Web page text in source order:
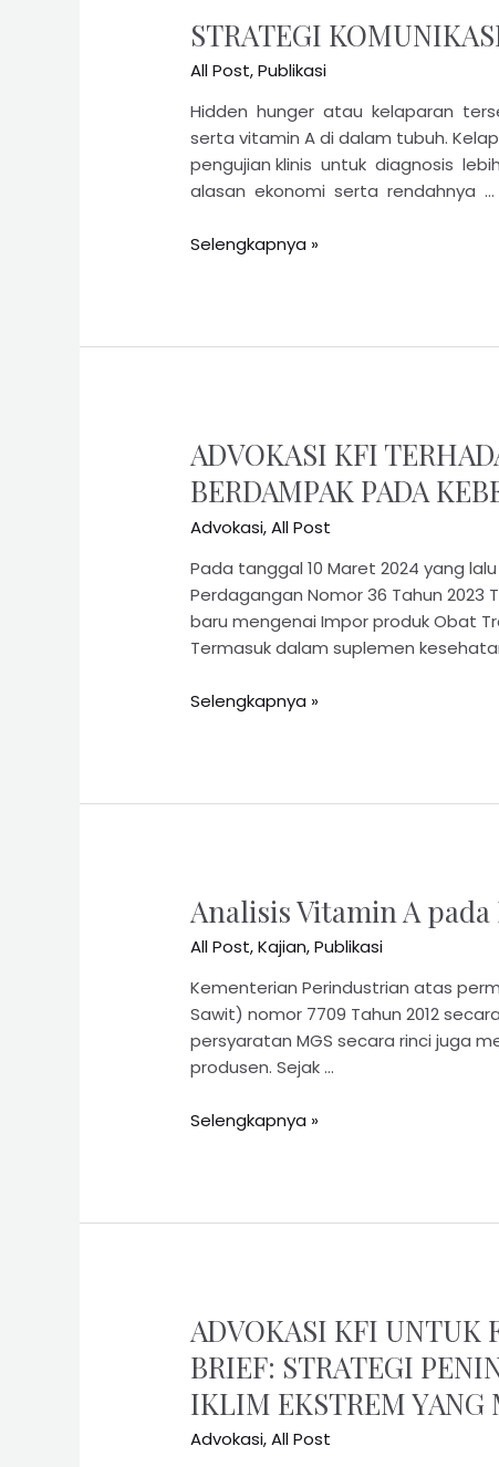
STRATEGI
All Post,Publikasi
Hidden hunger atau kelaparan
serta vitamin A di dalam tubuh.
pengujian klinis untuk diagnosis
alasan ekonomi serta rendahnya …
Selengkapnya »
ADVOKASI KFI
BERDAMPAK PADA
Advokasi,All Post
Pada tanggal 10 Maret 2024 yang
Perdagangan Nomor 36 Tahun
baru mengenai Impor produk Obat
Termasuk dalam suplemen
Selengkapnya »
Analisis Vitamin A
All Post,Kajian,Publikasi
Kementerian Perindustrian atas
Sawit) nomor 7709 Tahun 2012
persyaratan MGS secara rinci juga
produsen. Sejak …
Selengkapnya »
ADVOKASI KFI UNTUK
BRIEF: STRATEGI
IKLIM EKSTREM YANG
Advokasi,All Post